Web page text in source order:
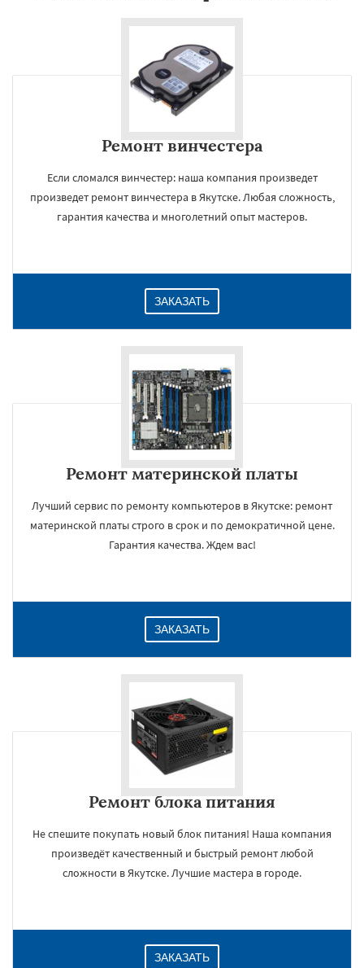
Ремонт винчестера
Если сломался винчестер: наша компания произведет
произведет ремонт винчестера в Якутске. Любая сложность,
гарантия качества и многолетний опыт мастеров.
ЗАКАЗАТЬ
Ремонт материнской платы
Лучший сервис по ремонту компьютеров в Якутске: ремонт
материнской платы строго в срок и по демократичной цене.
Гарантия качества. Ждем вас!
ЗАКАЗАТЬ
Ремонт блока питания
Не спешите покупать новый блок питания! Наша компания
произведёт качественный и быстрый ремонт любой
сложности в Якутске. Лучшие мастера в городе.
ЗАКАЗАТЬ